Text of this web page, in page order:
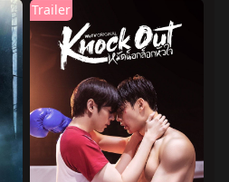
Trailer